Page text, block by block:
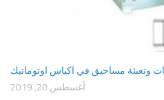
وتعبئة مساحيق في اكياس اوتوماتيك
أغسطس 20, 2019